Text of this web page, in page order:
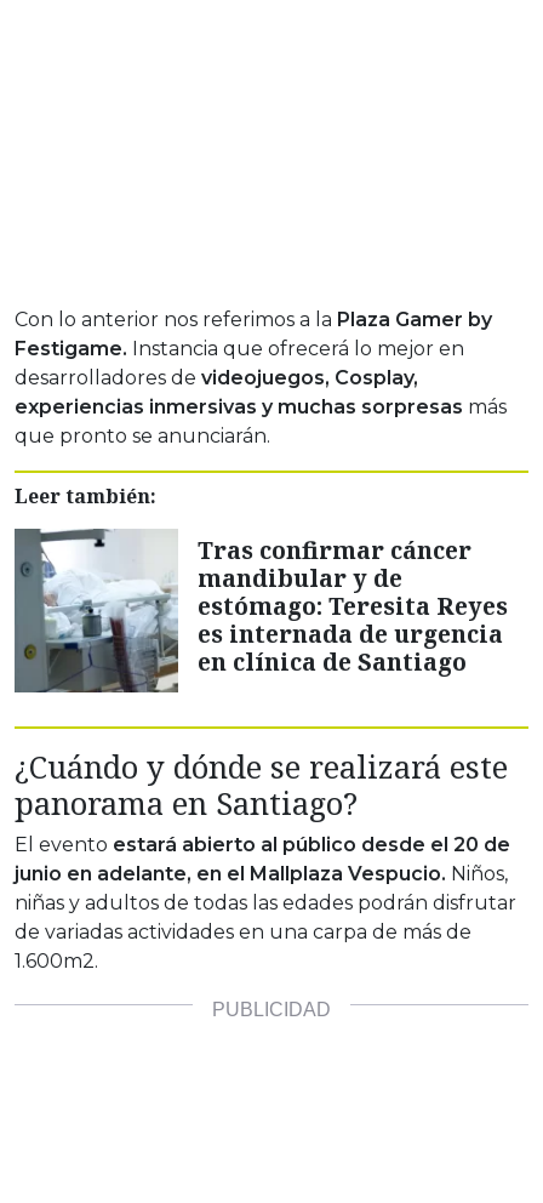
Con lo anterior nos referimos a la Plaza Gamer by
Festigame. Instancia que ofrecerá lo mejor en
desarrolladores de videojuegos, Cosplay,
experiencias inmersivas y muchas sorpresas más
que pronto se anunciarán.
Leer también:
Tras confirmar cáncer
mandibular y de
estómago: Teresita Reyes
es internada de urgencia
en clínica de Santiago
¿Cuándo y dónde se realizará este
panorama en Santiago?
El evento estará abierto al público desde el 20 de
junio en adelante, en el Mallplaza Vespucio. Niños,
niñas y adultos de todas las edades podrán disfrutar
de variadas actividades en una carpa de más de
1.600m2.